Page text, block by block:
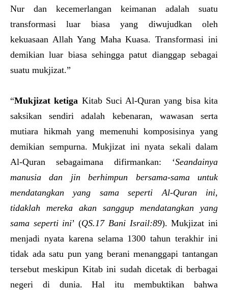
Nur dan kecemerlangan keimanan adalah suatu
transformasi luar biasa yang diwujudkan oleh
kekuasaan Allah Yang Maha Kuasa. Transformasi ini
demikian luar biasa sehingga patut dianggap sebagai
suatu mukjizat.”
“Mukjizat ketiga Kitab Suci Al-Quran yang bisa kita
saksikan sendiri adalah kebenaran, wawasan serta
mutiara hikmah yang memenuhi komposisinya yang
demikian sempurna. Mukjizat ini nyata sekali dalam
Al-Quran sebagaimana difirmankan: ‘Seandainya
manusia dan jin berhimpun bersama-sama untuk
mendatangkan yang sama seperti Al-Quran ini,
tidaklah mereka akan sanggup mendatangkan yang
sama seperti ini’ (QS.17 Bani Israil:89). Mukjizat ini
menjadi nyata karena selama 1300 tahun terakhir ini
tidak ada satu pun yang berani menanggapi tantangan
tersebut meskipun Kitab ini sudah dicetak di berbagai
negeri di dunia. Hal itu membuktikan bahwa